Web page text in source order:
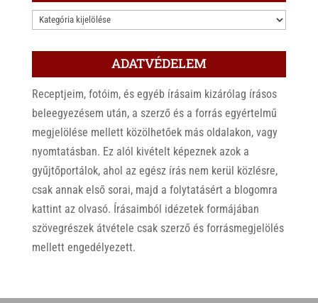
KATEGÓRIÁK
ADATVÉDELEM
Receptjeim, fotóim, és egyéb írásaim kizárólag írásos
beleegyezésem után, a szerző és a forrás egyértelmű
megjelölése mellett közölhetőek más oldalakon, vagy
nyomtatásban. Ez alól kivételt képeznek azok a
gyűjtőportálok, ahol az egész írás nem kerül közlésre,
csak annak első sorai, majd a folytatásért a blogomra
kattint az olvasó. Írásaimból idézetek formájában
szövegrészek átvétele csak szerző és forrásmegjelölés
mellett engedélyezett.